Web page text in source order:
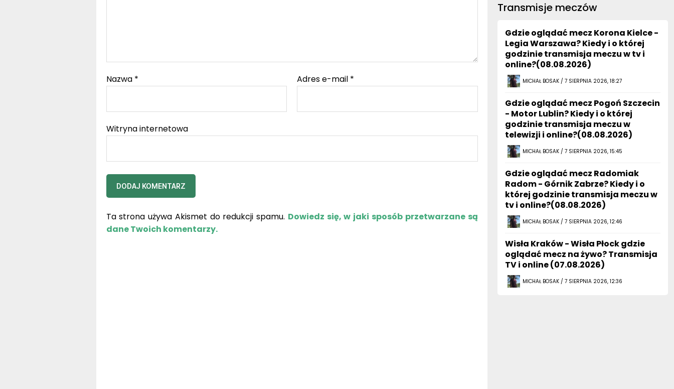
Nazwa * Adres e-mail *
Witryna internetowa
Ta strona używa Akismet do redukcji spamu. Dowiedz się, w jaki sposób przetwarzane są
dane Twoich komentarzy.
Transmisje meczów
Gdzie oglądać mecz Korona Kielce -
Legia Warszawa? Kiedy i o której
godzinie transmisja meczu w tv i
online?(08.08.2026)
MICHAŁ BOSAK / 7 SIERPNIA 2026, 18:27
Gdzie oglądać mecz Pogoń Szczecin
- Motor Lublin? Kiedy i o której
godzinie transmisja meczu w
telewizji i online?(08.08.2026)
MICHAŁ BOSAK / 7 SIERPNIA 2026, 15:45
Gdzie oglądać mecz Radomiak
Radom - Górnik Zabrze? Kiedy i o
której godzinie transmisja meczu w
tv i online?(08.08.2026)
MICHAŁ BOSAK / 7 SIERPNIA 2026, 12:46
Wisła Kraków - Wisła Płock gdzie
oglądać mecz na żywo? Transmisja
TV i online (07.08.2026)
MICHAŁ BOSAK / 7 SIERPNIA 2026, 12:36